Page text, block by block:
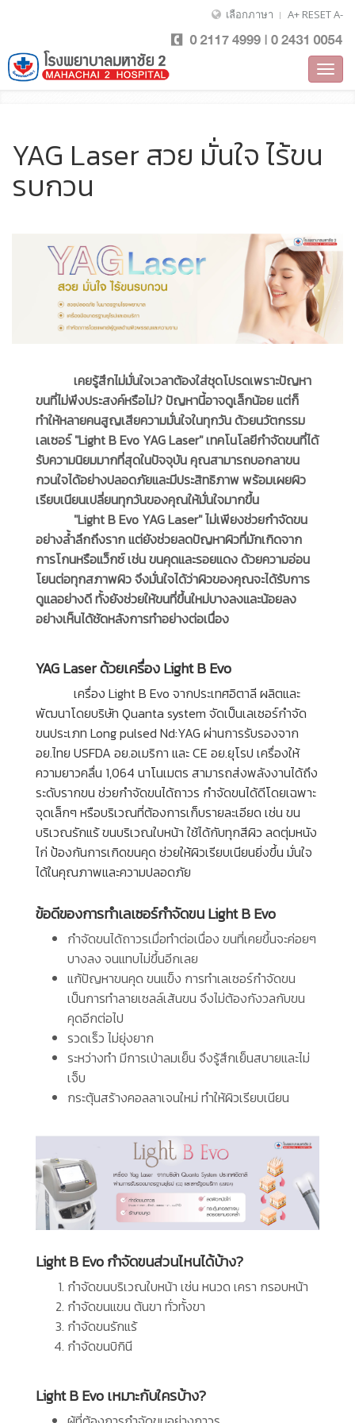
เลือกภาษา A+ RESETA-
YAG Laser สวย มั่นใจ ไร้ขน
รบกวน
เคยรู้สึกไม่มั่นใจเวลาต้องใส่ชุดโปรดเพราะปัญหา
ขนที่ไม่พึงประสงค์หรือไม่? ปัญหานี้อาจดูเล็กน้อย แต่ก็
ทำให้หลายคนสูญเสียความมั่นใจในทุกวัน ด้วยนวัตกรรม
เลเซอร์ "Light B Evo YAG Laser" เทคโนโลยีกำจัดขนที่ได้
รับความนิยมมากที่สุดในปัจจุบัน คุณสามารถบอกลาขน
กวนใจได้อย่างปลอดภัยและมีประสิทธิภาพ พร้อมเผยผิว
เรียบเนียนเปลี่ยนทุกวันของคุณให้มั่นใจมากขึ้น
"Light B Evo YAG Laser" ไม่เพียงช่วยกำจัดขน
อย่างล้ำลึกถึงราก แต่ยังช่วยลดปัญหาผิวที่มักเกิดจาก
การโกนหรือแว็กซ์ เช่น ขนคุดและรอยแดง ด้วยความอ่อน
โยนต่อทุกสภาพผิว จึงมั่นใจได้ว่าผิวของคุณจะได้รับการ
ดูแลอย่างดี ทั้งยังช่วยให้ขนที่ขึ้นใหม่บางลงและน้อยลง
อย่างเห็นได้ชัดหลังการทำอย่างต่อเนื่อง
YAG Laser ด้วยเครื่อง Light B Evo
เครื่อง Light B Evo จากประเทศอิตาลี ผลิตและ
พัฒนาโดยบริษัท Quanta system จัดเป็นเลเซอร์กำจัด
ขนประเภท Long pulsed Nd:YAG ผ่านการรับรองจาก
อย.ไทย USFDA อย.อเมริกา และ CE อย.ยุโรป เครื่องให้
ความยาวคลื่น 1,064 นาโนเมตร สามารถส่งพลังงานได้ถึง
ระดับรากขน ช่วยกำจัดขนได้ถาวร กำจัดขนได้ดีโดยเฉพาะ
จุดเล็กๆ หรือบริเวณที่ต้องการเก็บรายละเอียด เช่น ขน
บริเวณรักแร้ ขนบริเวณใบหน้า ใช้ได้กับทุกสีผิว ลดตุ่มหนัง
ไก่ ป้องกันการเกิดขนคุด ช่วยให้ผิวเรียบเนียนยิ่งขึ้น มั่นใจ
ได้ในคุณภาพและความปลอดภัย
ข้อดีของการทำเลเซอร์กำจัดขน Light B Evo
กำจัดขนได้ถาวรเมื่อทำต่อเนื่อง ขนที่เคยขึ้นจะค่อยๆ
บางลง จนแทบไม่ขึ้นอีกเลย
แก้ปัญหาขนคุด ขนแข็ง การทำเลเซอร์กำจัดขน
เป็นการทำลายเซลล์เส้นขน จึงไม่ต้องกังวลกับขน
คุดอีกต่อไป
รวดเร็ว ไม่ยุ่งยาก
ระหว่างทำ มีการเป่าลมเย็น จึงรู้สึกเย็นสบายและไม่
เจ็บ
กระตุ้นสร้างคอลลาเจนใหม่ ทำให้ผิวเรียบเนียน
Light B Evo กำจัดขนส่วนไหนได้บ้าง?
กำจัดขนบริเวณใบหน้า เช่น หนวด เครา กรอบหน้า
กำจัดขนแขน ต้นขา ทั่วทั้งขา
กำจัดขนรักแร้
กำจัดขนบิกินี
Light B Evo เหมาะกับใครบ้าง?